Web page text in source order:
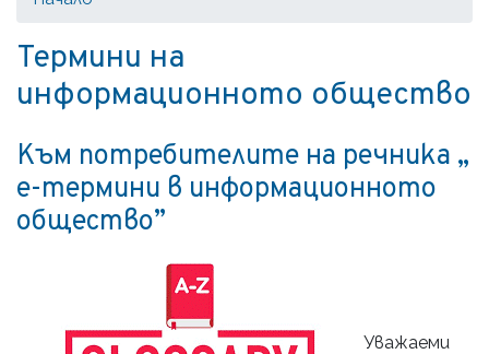
Термини на
информационното общество
Към потребителите на речника „
е-термини в информационното
общество”
Уважаеми